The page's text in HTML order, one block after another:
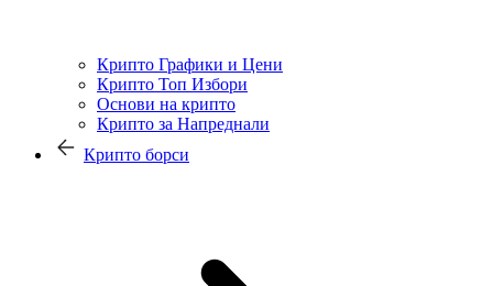
Крипто Графики и Цени
Крипто Топ Избори
Основи на крипто
Крипто за Напреднали
Крипто борси